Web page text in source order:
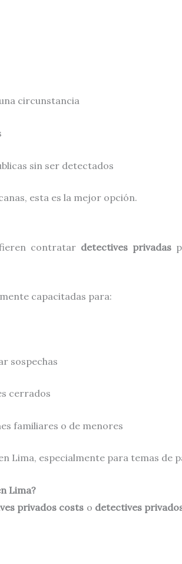
circunstancia
sin ser detectados
esta es la mejor opción.
contratar detectives privadas
capacitadas para:
sospechas
cerrados
familiares o de menores
Lima, especialmente para temas de
Lima?
privados costs o detectives